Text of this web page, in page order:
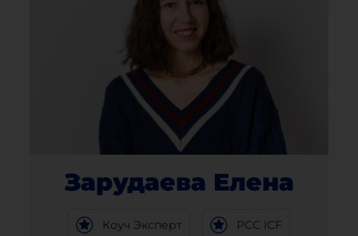
Зарудаева Елена
Коуч Эксперт PCC ICF